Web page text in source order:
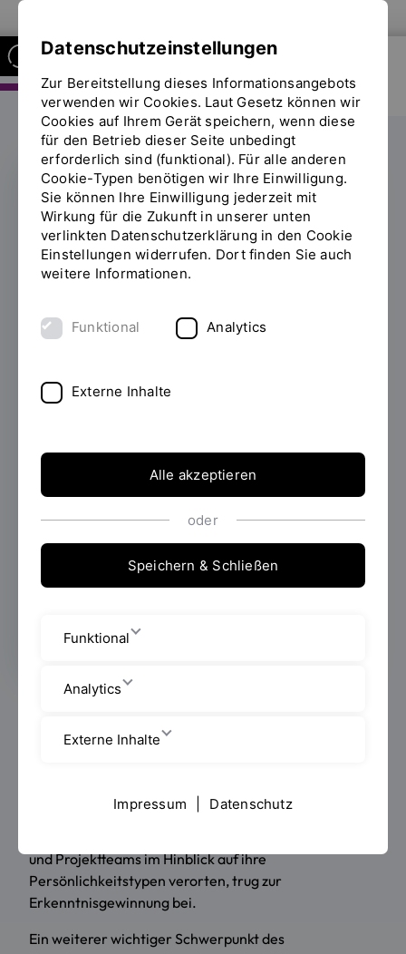
FAKULTÄT ELEKTRO- UND
INFORMATIONSTECHNIK
LAS³
Erfolgreiches
Forschercamp im
Bayerischen Wald
Laboratory for Safe and Secure Systems
erfolgreiches Forschercamp in der
Schnitzmühle im Bayerischen Wald
veranstaltet.
beschäftigten sich mit verschiedenen spannenden
Themen. Zunächst wurde der Belbin-Test behandelt,
Teams aus verschiedenen Persönlichkeitstypen auf
die Effektivität der Teamarbeit analysiert wurde. Die
und Projektteams im Hinblick auf ihre
Persönlichkeitstypen verorten, trug zur
Erkenntnisgewinnung bei.
Ein weiterer wichtiger Schwerpunkt des
Datenschutzeinstellungen
Zur Bereitstellung dieses Informationsangebots
verwenden wir Cookies. Laut Gesetz können wir
Cookies auf Ihrem Gerät speichern, wenn diese
für den Betrieb dieser Seite unbedingt
erforderlich sind (funktional). Für alle anderen
Cookie-Typen benötigen wir Ihre Einwilligung.
Sie können Ihre Einwilligung jederzeit mit
Wirkung für die Zukunft in unserer unten
verlinkten Datenschutzerklärung in den Cookie
Einstellungen widerrufen. Dort finden Sie auch
weitere Informationen.
Funktional Analytics
Externe Inhalte
Alle akzeptieren
oder
Speichern & Schließen
Funktional
Analytics
Externe Inhalte
Impressum Datenschutz